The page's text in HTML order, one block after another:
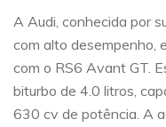
A Audi, conhecida por
com alto desempenho,
com o RS6 Avant GT.
biturbo de 4.0 litros,
630 cv de potência. A